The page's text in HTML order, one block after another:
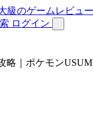
ログイン
略｜ポケモンUSUM